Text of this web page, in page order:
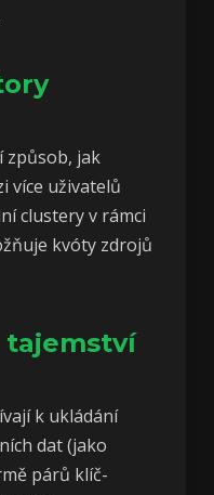
jak
více uživatelů
clustery v rámci
kvóty zdrojů
tajemství
k ukládání
dat (jako
párů klíč-